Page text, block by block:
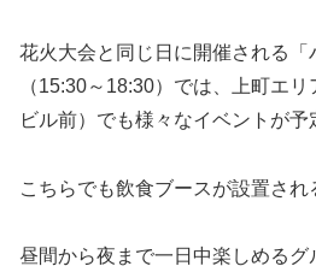
花火大会と同じ日に開催される「
（15:30～18:30）では、上町エ
ビル前）でも様々なイベントが予
こちらでも飲食ブースが設置され
昼間から夜まで一日中楽しめる